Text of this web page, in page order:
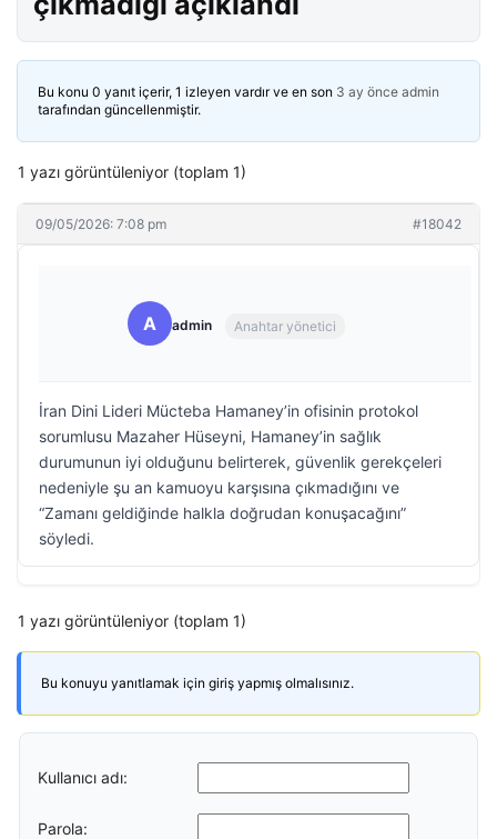
Bu konu 0 yanıt içerir, 1 izleyen vardır ve en son 3 ay önce admin
tarafından güncellenmiştir.
1 yazı görüntüleniyor (toplam 1)
09/05/2026: 7:08 pm #18042
A admin Anahtar yönetici
İran Dini Lideri Mücteba Hamaney’in ofisinin protokol
sorumlusu Mazaher Hüseyni, Hamaney’in sağlık
durumunun iyi olduğunu belirterek, güvenlik gerekçeleri
nedeniyle şu an kamuoyu karşısına çıkmadığını ve
“Zamanı geldiğinde halkla doğrudan konuşacağını”
söyledi.
1 yazı görüntüleniyor (toplam 1)
Bu konuyu yanıtlamak için giriş yapmış olmalısınız.
Kullanıcı adı:
Parola: